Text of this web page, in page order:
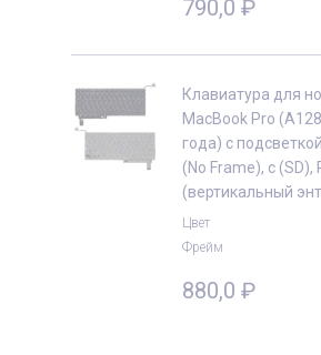
790,0 ₽
Клавиатура для
MacBook Pro
года) с
(No Frame), с (SD),
(вертикальный
Цвет
Фрейм
880,0 ₽